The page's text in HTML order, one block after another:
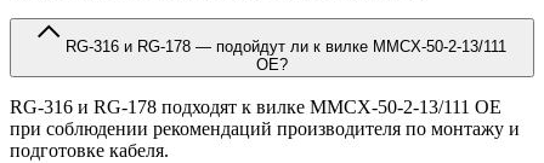
OE?
RG-316 и RG-178 подходят к вилке MMCX-50-2-13/111 OE
при соблюдении рекомендаций производителя по монтажу и
подготовке кабеля.